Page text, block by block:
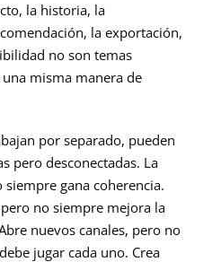
la historia, la
la exportación,
no son temas
misma manera de
por separado, pueden
pero desconectadas. La
gana coherencia.
no siempre mejora la
nuevos canales, pero no
jugar cada uno. Crea